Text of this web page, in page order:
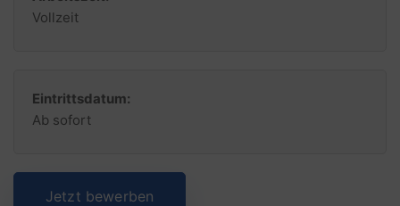
Vollzeit
Eintrittsdatum:
Ab sofort
Jetzt bewerben